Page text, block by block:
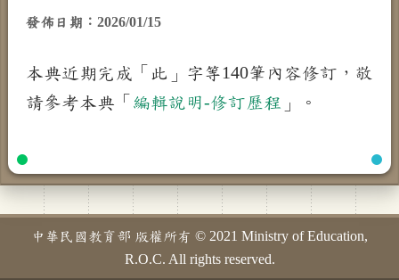
發佈日期：2026/01/15
本典近期完成「此」字等140筆內容修訂，敬
請參考本典「 編輯說明-修訂歷程 」。
中華民國教育部 版權所有 © 2021 Ministry of Education,
R.O.C. All rights reserved.